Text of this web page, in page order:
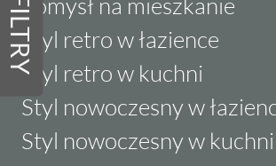
FILTRYStyl retro w łazience
Styl retro w kuchni
Styl nowoczesny w
Styl nowoczesny w kuchni